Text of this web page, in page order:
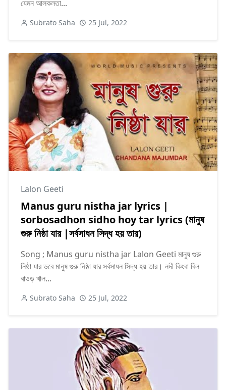
যেমন আলকলতা...
Subrato Saha 25 Jul, 2022
Lalon Geeti
Manus guru nistha jar lyrics |
sorbosadhon sidho hoy tar lyrics (মানুষ
গুরু নিষ্ঠা যার |সর্বসাধন সিদ্ধ হয় তার)
Song ; Manus guru nistha jar Lalon Geeti মানুষ গুরু
নিষ্ঠা যার ভবে মানুষ গুরু নিষ্ঠা যার সর্বসাধন সিদ্ধ হয় তার। নদী কিংবা বিল
বাওড় খাল...
Subrato Saha 25 Jul, 2022